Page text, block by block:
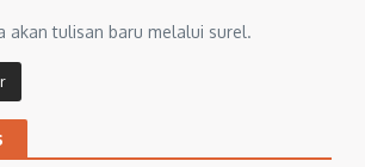
akan tulisan baru melalui surel.